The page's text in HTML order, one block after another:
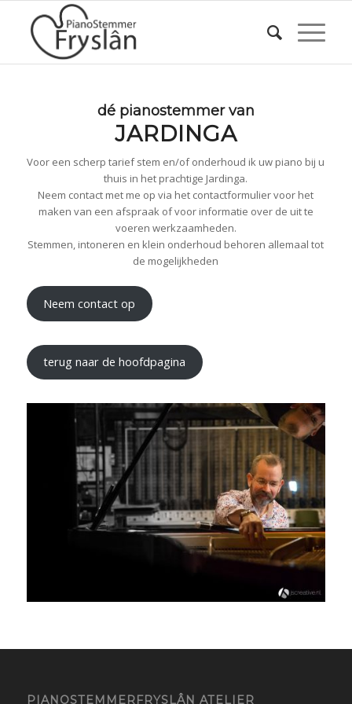
dé pianostemmer van
JARDINGA
Voor een scherp tarief stem en/of onderhoud ik uw piano bij u
thuis in het prachtige Jardinga.
Neem contact met me op via het contactformulier voor het
maken van een afspraak of voor informatie over de uit te
voeren werkzaamheden.
Stemmen, intoneren en klein onderhoud behoren allemaal tot
de mogelijkheden
Neem contact op
terug naar de hoofdpagina
PIANOSTEMMERFRYSLÂN ATELIER